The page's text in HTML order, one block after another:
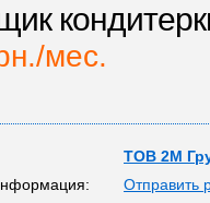
мес.
ТОВ 2М
Отправить